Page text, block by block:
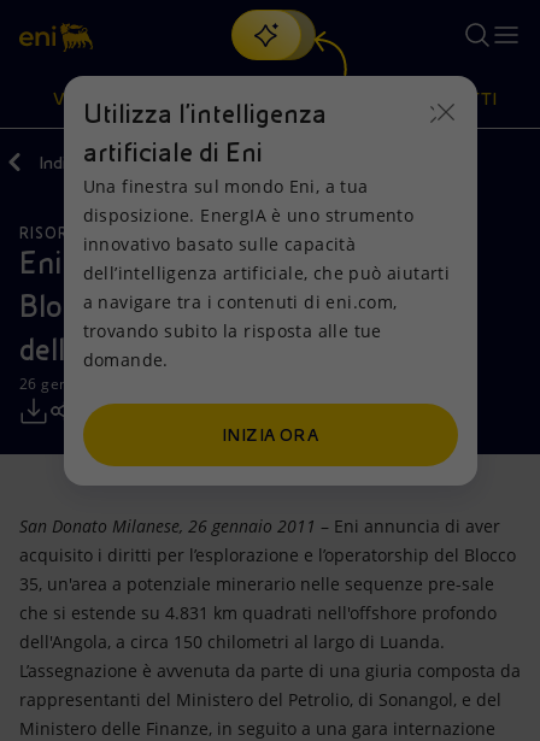
Cerca
scopri EnergIA, la nostra nuova soluzione di intelligenza
artificiale.
VISIONE
Visione
Mission e valori
Persone e Partnership
Net Zero
Modello satellitare
Energia accessibile
Innovazione
Scenari energetici
Azioni
Diversificazione energetica
Tecnologie per la transizione
Collaborazioni per l'innovazione
Attività nel mondo
PRODOTTI
Prodotti
Casa
Imprese
Mobilità
Indietro Media Comunicati Stampa
RISORSE NATURALI
Eni si aggiudica l'operatorship del
Blocco 35 nelle acque profonde
dell'Angola
26 gennaio 2011 - 15:00 CET
San Donato Milanese, 26 gennaio 2011 – Eni annuncia di aver
acquisito i diritti per l’esplorazione e l’operatorship del Blocco
35, un'area a potenziale minerario nelle sequenze pre-sale
che si estende su 4.831 km quadrati nell'offshore profondo
dell'Angola, a circa 150 chilometri al largo di Luanda.
L’assegnazione è avvenuta da parte di una giuria composta da
rappresentanti del Ministero del Petrolio, di Sonangol, e del
Ministero delle Finanze, in seguito a una gara internazione
Utilizza l'intelligenza
artificiale di Eni
Una finestra sul mondo Eni, a tua
disposizione. EnergIA è uno strumento
innovativo basato sulle capacità
dell’intelligenza artificiale, che può aiutarti
a navigare tra i contenuti di eni.com,
trovando subito la risposta alle tue
domande.
INIZIA ORA